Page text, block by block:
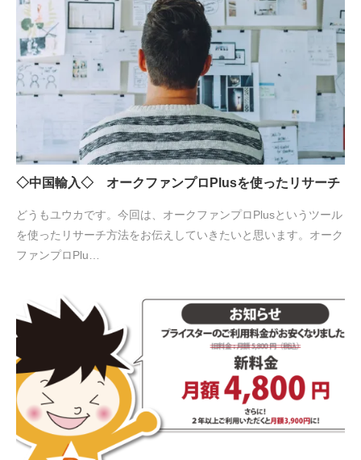
◇中国輸入◇ オークファンプロPlusを使ったリサーチ
どうもユウカです。今回は、オークファンプロPlusというツール
を使ったリサーチ方法をお伝えしていきたいと思います。オーク
ファンプロPlu…